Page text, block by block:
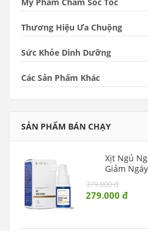
Thương Hiệu Ưa Chuộng
Sức Khỏe Dinh Dưỡng
Các Sản Phẩm Khác
SẢN PHẨM BÁN CHẠY
Xịt Ngủ
Giảm
Lượng Giấc
379.000 đ
279.000 đ